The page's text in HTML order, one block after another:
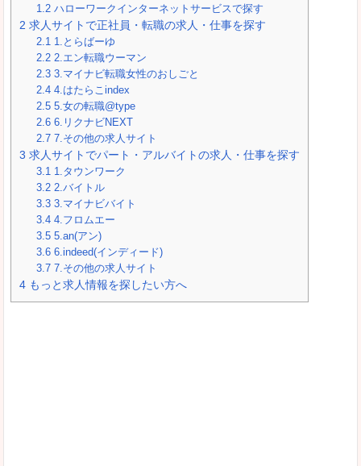
1.2 ハローワークインターネットサービスで探す
2 求人サイトで正社員・転職の求人・仕事を探す
2.1 1.とらばーゆ
2.2 2.エン転職ウーマン
2.3 3.マイナビ転職女性のおしごと
2.4 4.はたらこindex
2.5 5.女の転職@type
2.6 6.リクナビNEXT
2.7 7.その他の求人サイト
3 求人サイトでパート・アルバイトの求人・仕事を探す
3.1 1.タウンワーク
3.2 2.バイトル
3.3 3.マイナビバイト
3.4 4.フロムエー
3.5 5.an(アン)
3.6 6.indeed(インディード)
3.7 7.その他の求人サイト
4 もっと求人情報を探したい方へ